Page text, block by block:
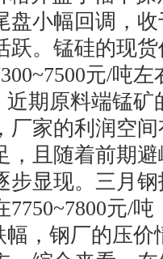
盘小幅回调，
跃。锰硅的现
元/吨左
近期原料端锰
厂家的利润空
，且随着前期
步显现。三月
元/
幅，钢厂的压